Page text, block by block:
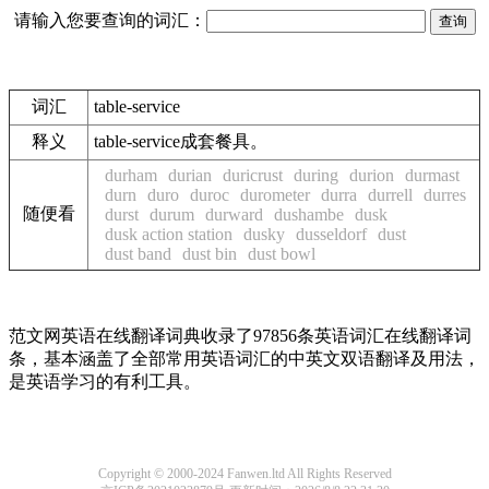
请输入您要查询的词汇：
词汇
table-service
释义
table-service成套餐具。
随便看
durham durian duricrust during durion
durmast
durn
duro duroc durometer durra durrell
durres
durst durum durward dushambe dusk
dusk action station
dusky dusseldorf dust
dust band
dust bin dust bowl
范文网英语在线翻译词典收录了97856条英语词汇在线翻译词
条，基本涵盖了全部常用英语词汇的中英文双语翻译及用法，
是英语学习的有利工具。
Copyright © 2000-2024 Fanwen.ltd All Rights Reserved